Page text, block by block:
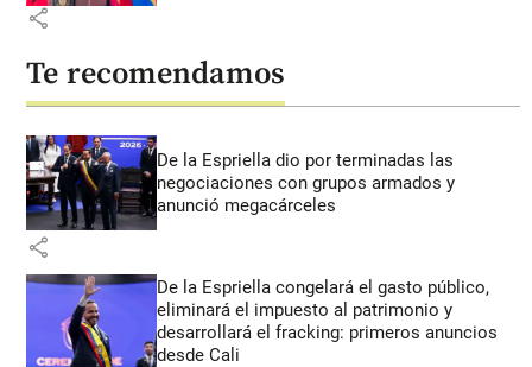
share
Te recomendamos
De la Espriella dio por terminadas las
negociaciones con grupos armados y
anunció megacárceles
share
De la Espriella congelará el gasto público,
eliminará el impuesto al patrimonio y
desarrollará el fracking: primeros anuncios
desde Cali